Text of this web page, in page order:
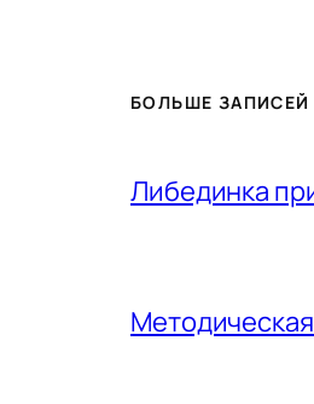
БОЛЬШЕ ЗАПИСЕЙ
Либединка